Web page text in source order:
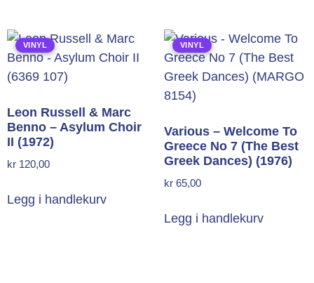
VINYL
Leon Russell & Marc
Benno – Asylum Choir
II (1972)
kr 120,00
Legg i handlekurv
VINYL
Various – Welcome To
Greece No 7 (The Best
Greek Dances) (1976)
kr 65,00
Legg i handlekurv